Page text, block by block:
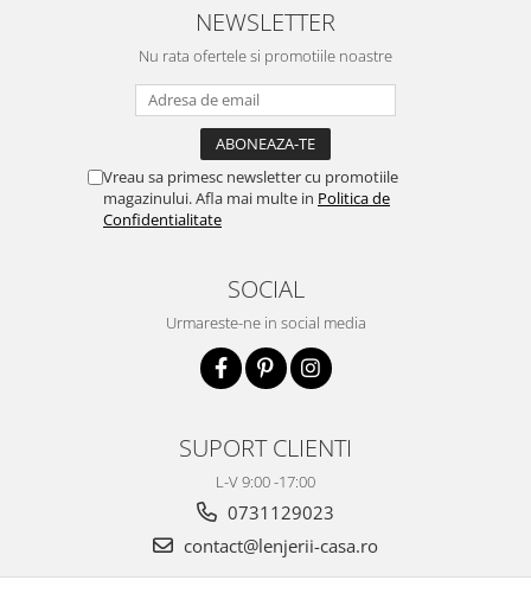
NEWSLETTER
Nu rata ofertele si promotiile noastre
Vreau sa primesc newsletter cu promotiile
magazinului. Afla mai multe in Politica de
Confidentialitate
SOCIAL
Urmareste-ne in social media
SUPORT CLIENTI
L-V 9:00 -17:00
0731129023
contact@lenjerii-casa.ro